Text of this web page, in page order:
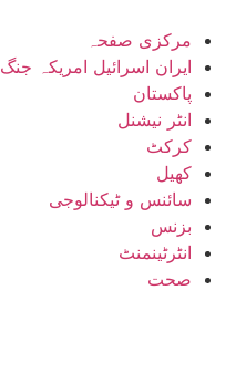
content
مرکزی صفحہ
ایران اسرائیل امریکہ جنگ
پاکستان
انٹر نیشنل
کرکٹ
کھیل
سائنس و ٹیکنالوجی
بزنس
انٹرٹینمنٹ
صحت